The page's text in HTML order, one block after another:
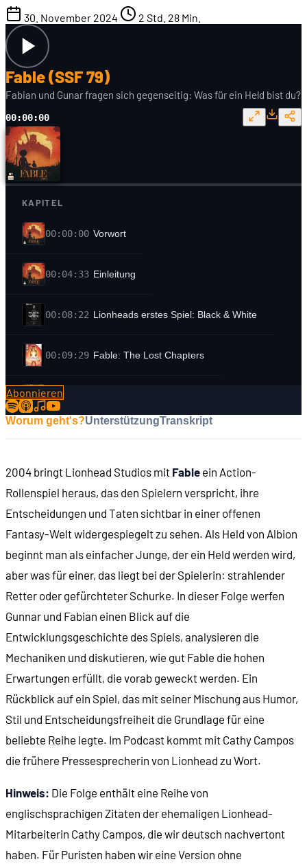
30. November 2024 2 Std. 28 Min.
Fable (SSF 79)
Fabian und Gunar fragen sich gegenseitig: Was für ein Held bist du?
00:00:00
KAPITEL
00:00:00 Vorwort
00:04:33 Einleitung
00:08:22 Lionheads erstes Spiel: Black & White
00:09:29 Fable: The Lost Chapters
00:10:57
00:12:52 Katastrophe in Oakvale
00:14:32 Die Heldengilde und das Konzept der Helden
00:16:12 Die drei Heldentalente: Nahkampf ...
00:16:48 ... Bogenschießen ...
00:18:42 ... und "Willenskraft" = Magie
00:20:29 Das Aufstiegs-System
00:22:51 Abschluss der Heldengilde
00:26:50 Aufträge in der Gilde
00:28:13 Struktur der Spielwelt
00:32:03 Die Weltkarte
Abonnieren
Worum geht's?UnterstützungTranskript
2004 bringt Lionhead Studios mit Fable ein Action-
Rollenspiel heraus, das den Spielern verspricht, ihre
Entscheidungen und Taten sichtbar in einer offenen
Fantasy-Welt widergespiegelt zu sehen. Als Held von Albion
beginnt man als einfacher Junge, der ein Held werden wird,
aber was für einer, das liegt bei der Spielerin: strahlender
Retter oder gefürchteter Schurke. In dieser Folge werfen
Gunnar und Fabian einen Blick auf die
Entwicklungsgeschichte des Spiels, analysieren die
Mechaniken und diskutieren, wie gut Fable die hohen
Erwartungen erfüllt, die vorab geweckt werden. Ein
Rückblick auf ein Spiel, das mit seiner Mischung aus Humor,
Stil und Entscheidungsfreiheit die Grundlage für eine
beliebte Reihe legte. Im Podcast kommt mit Cathy Campos
die frühere Pressesprecherin von Lionhead zu Wort.
Hinweis: Die Folge enthält eine Reihe von
englischsprachigen Zitaten der ehemaligen Lionhead-
Mitarbeiterin Cathy Campos, die wir deutsch nachvertont
haben. Für Puristen haben wir eine Version ohne